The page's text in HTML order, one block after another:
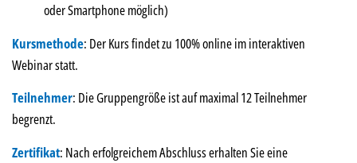
oder Smartphone möglich)
Kursmethode: Der Kurs findet zu 100% online im interaktiven
Webinar statt.
Teilnehmer: Die Gruppengröße ist auf maximal 12 Teilnehmer
begrenzt.
Zertifikat: Nach erfolgreichem Abschluss erhalten Sie eine